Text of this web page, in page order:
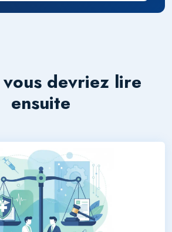
devriez lire
ensuite